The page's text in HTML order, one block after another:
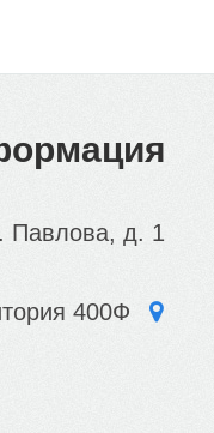
Павлова, д. 1
400Ф